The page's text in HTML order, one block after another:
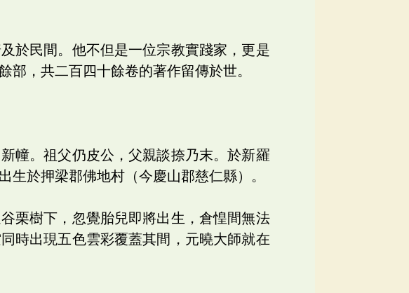
於民間。他不但是一位宗教實踐家，更是
，共二百四十餘卷的著作留傳於世。
幢。祖父仍皮公，父親談捺乃末。於新羅
生於押梁郡佛地村（今慶山郡慈仁縣）。
栗樹下，忽覺胎兒即將出生，倉惶間無法
時出現五色雲彩覆蓋其間，元曉大師就在